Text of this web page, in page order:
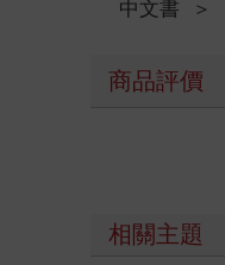
中文書 ＞
商品評價
相關主題